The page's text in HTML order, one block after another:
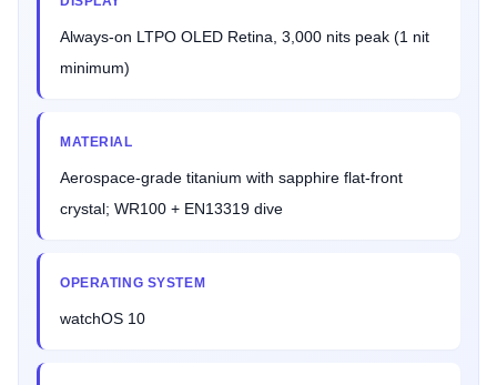
Always-on LTPO OLED Retina, 3,000 nits peak (1 nit
minimum)
MATERIAL
Aerospace-grade titanium with sapphire flat-front
crystal; WR100 + EN13319 dive
OPERATING SYSTEM
watchOS 10